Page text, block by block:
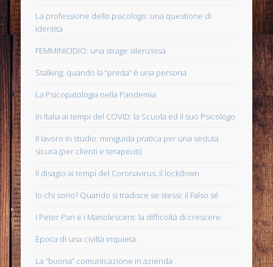
La professione dello psicologo: una questione di
identità
FEMMINICIDIO: una strage silenziosa
Stalking: quando la “preda” è una persona
La Psicopatologia nella Pandemia
In Italia ai tempi del COVID: la Scuola ed il suo Psicologo
Il lavoro in studio: miniguida pratica per una seduta
sicura (per clienti e terapeuti)
Il disagio ai tempi del Coronavirus: il lockdown
Io chi sono? Quando si tradisce se stessi: il Falso sé
I Peter Pan e i Manolescent: la difficoltà di crescere.
Epoca di una civiltà inquieta.
La “buona” comunicazione in azienda